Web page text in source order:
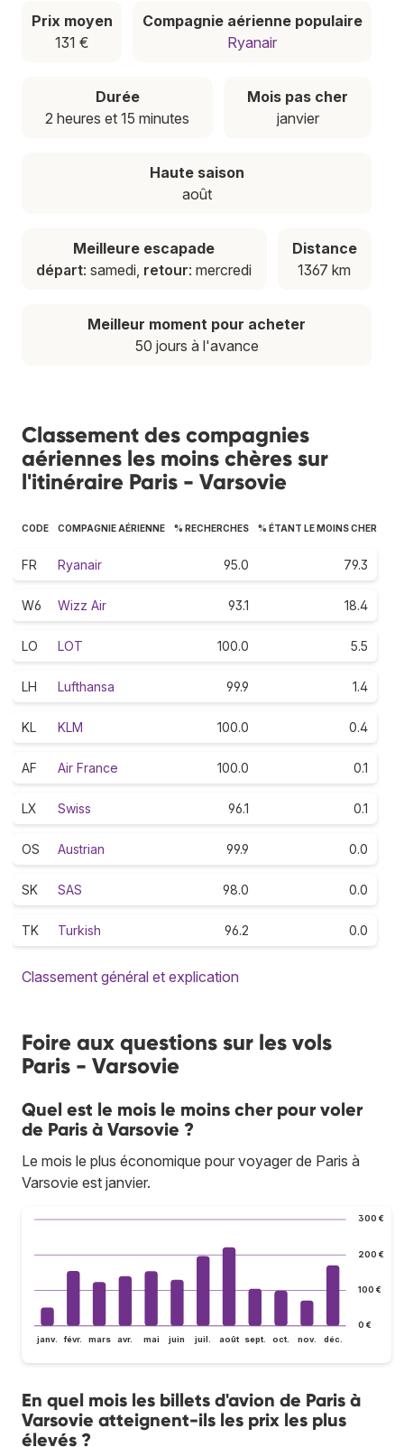
Prix moyen
131 €
Compagnie aérienne populaire
Ryanair
Durée
2 heures et 15 minutes
Mois pas cher
janvier
Haute saison
août
Meilleure escapade
départ: samedi, retour: mercredi
Distance
1367 km
Meilleur moment pour acheter
50 jours à l'avance
Classement des compagnies
aériennes les moins chères sur
l'itinéraire Paris - Varsovie
CODE COMPAGNIE AÉRIENNE % RECHERCHES % ÉTANT LE MOINS CHER
FR Ryanair 95.0 79.3
W6 Wizz Air 93.1 18.4
LO LOT 100.0 5.5
LH Lufthansa 99.9 1.4
KL KLM 100.0 0.4
AF Air France 100.0 0.1
LX Swiss 96.1 0.1
OS Austrian 99.9 0.0
SK SAS 98.0 0.0
TK Turkish 96.2 0.0
Classement général et explication
Foire aux questions sur les vols
Paris - Varsovie
Quel est le mois le moins cher pour voler
de Paris à Varsovie ?
Le mois le plus économique pour voyager de Paris à
Varsovie est janvier.
0 €
100 €
200 €
300 €
janv. févr. mars avr. mai juin juil. août sept. oct. nov. déc.
En quel mois les billets d'avion de Paris à
Varsovie atteignent-ils les prix les plus
élevés ?